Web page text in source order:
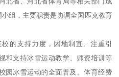
小组，主要职责是协调全国匹克教育
的支持力度，因地制宜、注重引
和支持冰雪运动教学、师资培训等
园冰雪运动的全面普及。体育经费